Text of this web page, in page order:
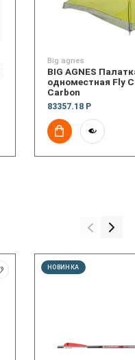
Big agnes
BIG AGNES
одноместная Fly
Carbon
83357.18 Р
НОВИНКА